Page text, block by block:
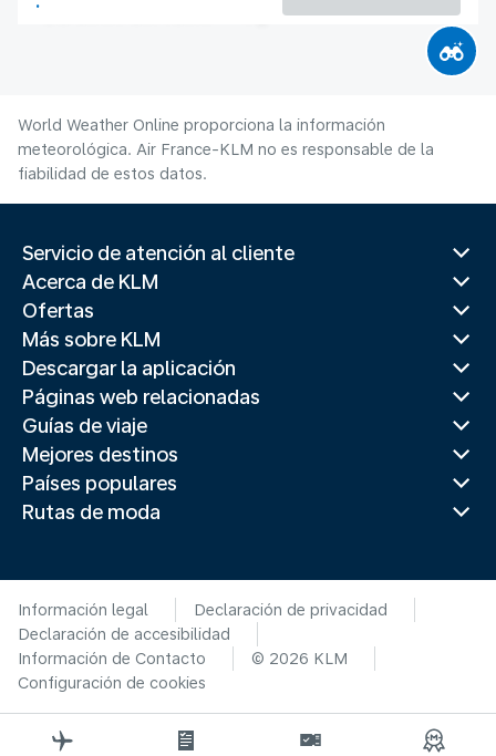
World Weather Online proporciona la información
meteorológica. Air France-KLM no es responsable de la
fiabilidad de estos datos.
Servicio de atención al cliente
Acerca de KLM
Ofertas
Más sobre KLM
Descargar la aplicación
Páginas web relacionadas
Guías de viaje
Mejores destinos
Países populares
Rutas de moda
Información legal
Declaración de privacidad
Declaración de accesibilidad
Información de Contacto
© 2026 KLM
Configuración de cookies